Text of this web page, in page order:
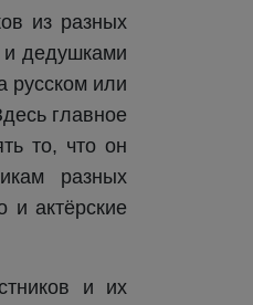
из разных
и дедушками
русском или
главное
то, что он
разных
и актёрские
и их